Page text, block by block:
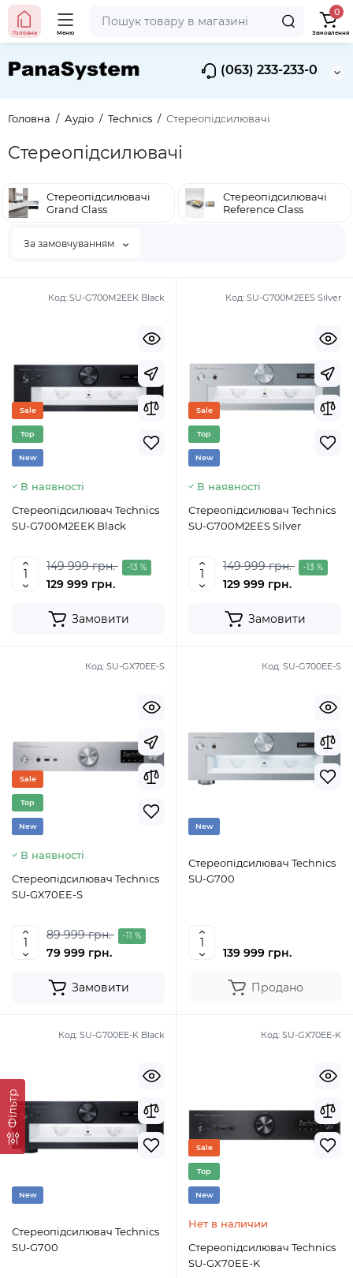
(063) 233-233-0
Головна Меню
0
Замовлення
Головна Аудіо Technics Стереопідсилювачі
Фільтр
Стереопідсилювачі
Стереопідсилювачі
Grand Class
Стереопідсилювачі
Reference Class
За замовчуванням
Код: SU-G700M2EEK Black
Sale
Top
New
В наявності
Стереопідсилювач Technics
SU-G700M2EEK Black
149 999 грн. -13 %
129 999 грн.
Замовити
Код: SU-G700M2EES Silver
Sale
Top
New
В наявності
Стереопідсилювач Technics
SU-G700M2EES Silver
149 999 грн. -13 %
129 999 грн.
Замовити
Код: SU-GX70EE-S
Sale
Top
New
В наявності
Стереопідсилювач Technics
SU-GX70EE-S
89 999 грн. -11 %
79 999 грн.
Замовити
Код: SU-G700EE-S
New
Стереопідсилювач Technics
SU-G700
139 999 грн.
Продано
Код: SU-G700EE-K Black
New
Стереопідсилювач Technics
SU-G700
Код: SU-GX70EE-K
Sale
Top
New
Нет в наличии
Стереопідсилювач Technics
SU-GX70EE-K